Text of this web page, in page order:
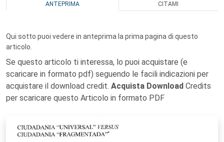
ANTEPRIMA CITAMI
Qui sotto puoi vedere in anteprima la prima pagina di questo
articolo.
Se questo articolo ti interessa, lo puoi acquistare (e
scaricare in formato pdf) seguendo le facili indicazioni per
acquistare il download credit. Acquista Download Credits
per scaricare questo Articolo in formato PDF